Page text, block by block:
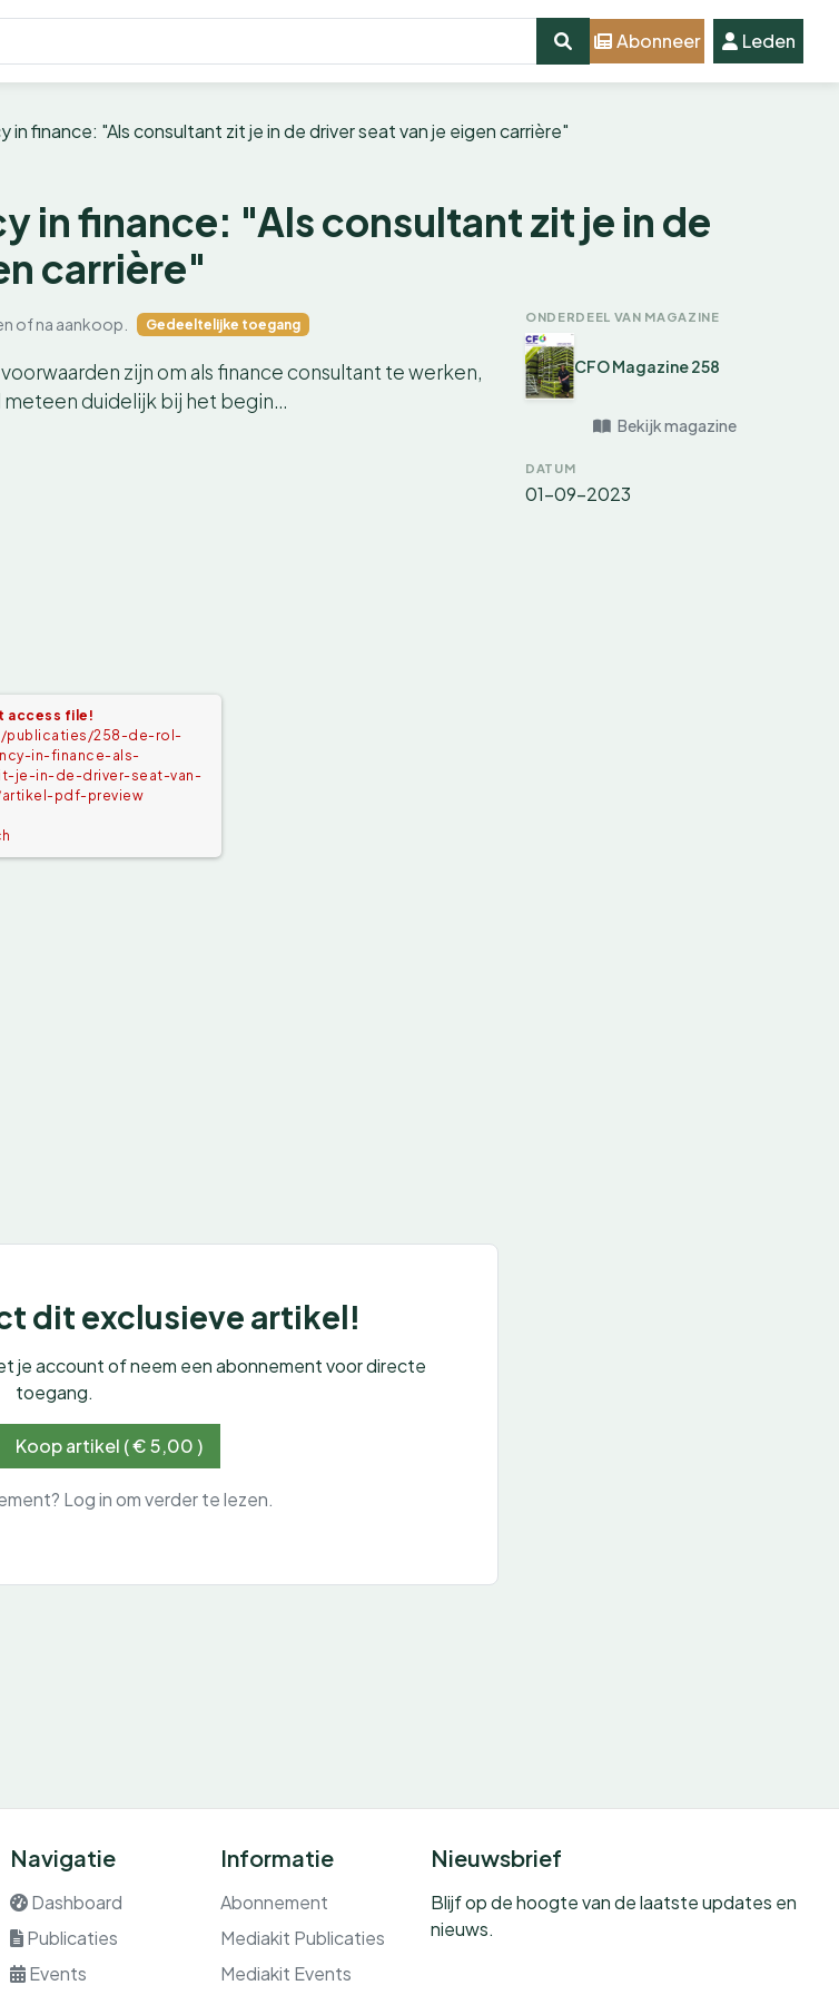
Abonneer Leden
in finance: "Als consultant zit je in de driver seat van je eigen carrière"
in finance: "Als consultant zit je in de
carrière"
of na aankoop. Gedeeltelijke toegang
zijn om als finance consultant te werken,
meteen duidelijk bij het begin…
access file!
publicaties/258-de-rol-
in-finance-als-
je-in-de-driver-seat-van-
pdf-preview
dit exclusieve artikel!
je account of neem een abonnement voor directe
toegang.
Koop artikel ( € 5,00 )
Log in om verder te lezen.
ONDERDEEL VAN MAGAZINE
CFO Magazine 258
Bekijk magazine
DATUM
01-09-2023
Navigatie
Dashboard
Publicaties
Events
Informatie
Abonnement
Mediakit Publicaties
Mediakit Events
Nieuwsbrief
Blijf op de hoogte van de laatste updates en
nieuws.